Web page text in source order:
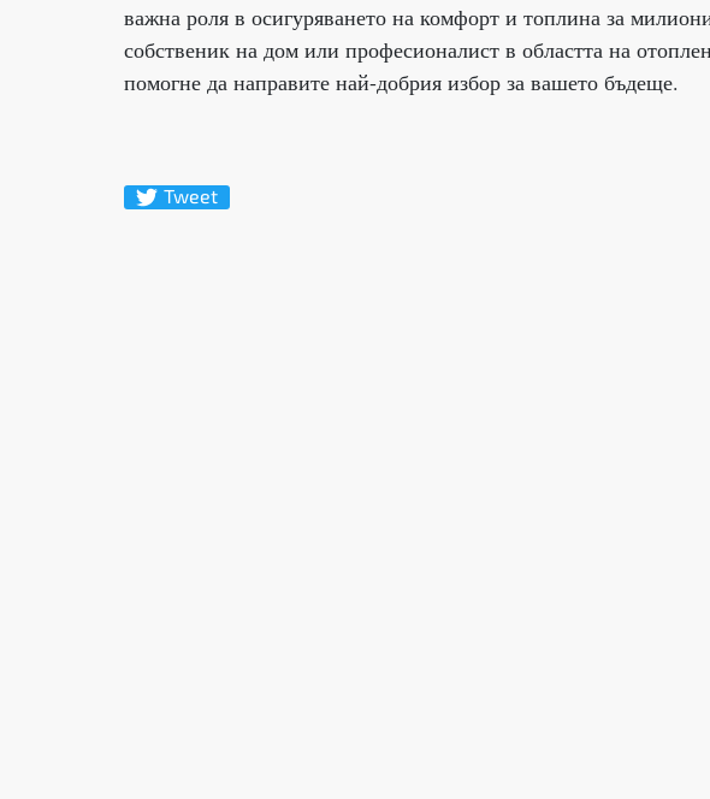
важна роля в осигуряването на комфорт и топлина за
собственик на дом или професионалист в областта на
помогне да направите най-добрия избор за вашето бъдеще.
Tweet